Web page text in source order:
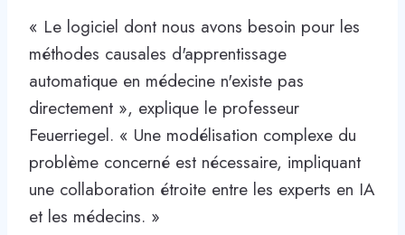
« Le logiciel dont nous avons besoin pour les
méthodes causales d'apprentissage
automatique en médecine n'existe pas
directement », explique le professeur
Feuerriegel. « Une modélisation complexe du
problème concerné est nécessaire, impliquant
une collaboration étroite entre les experts en IA
et les médecins. »